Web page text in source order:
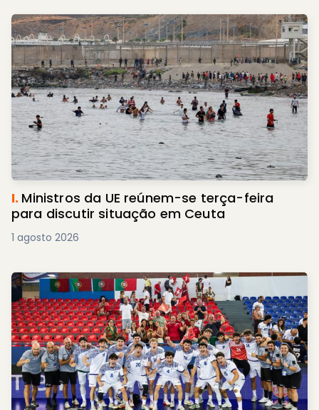
I. Ministros da UE reúnem-se terça-feira
para discutir situação em Ceuta
1 agosto 2026